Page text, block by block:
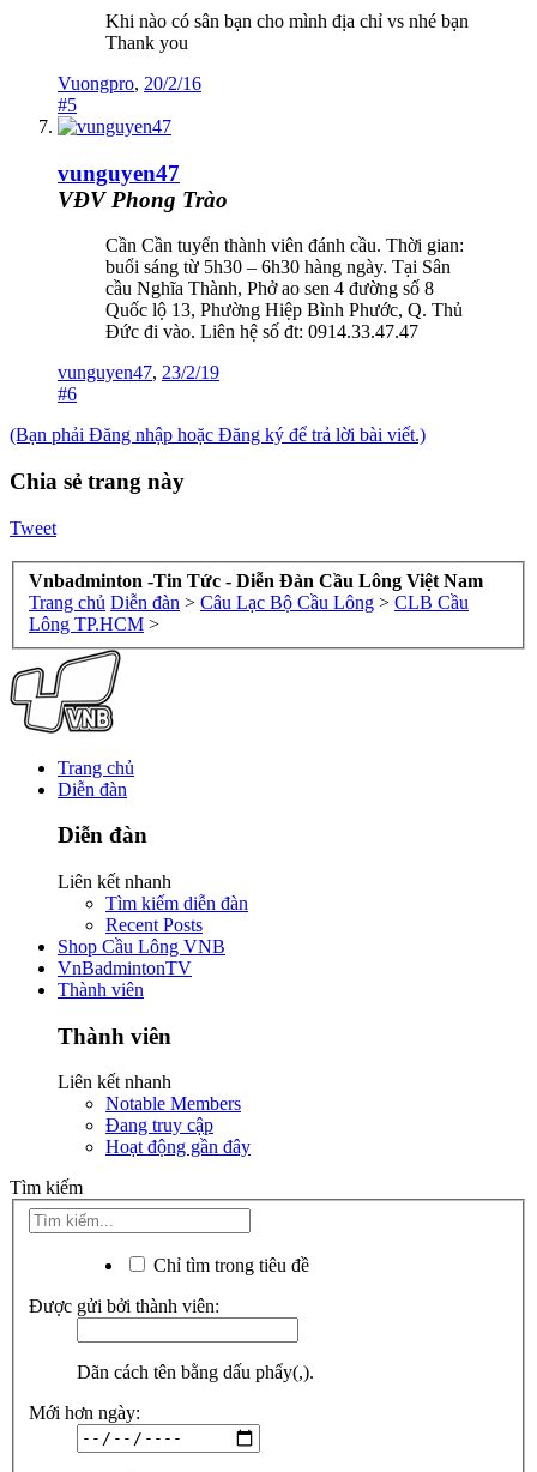
Khi nào có sân bạn cho mình địa chỉ vs nhé bạn
Thank you
Vuongpro, 20/2/16
#5
vunguyen47
VĐV Phong Trào
Cần Cần tuyển thành viên đánh cầu. Thời gian:
buổi sáng từ 5h30 – 6h30 hàng ngày. Tại Sân
cầu Nghĩa Thành, Phở ao sen 4 đường số 8
Quốc lộ 13, Phường Hiệp Bình Phước, Q. Thủ
Đức đi vào. Liên hệ số đt: 0914.33.47.47
vunguyen47, 23/2/19
#6
(Bạn phải Đăng nhập hoặc Đăng ký để trả lời bài viết.)
Chia sẻ trang này
Tweet
Vnbadminton -Tin Tức - Diễn Đàn Cầu Lông Việt Nam
Trang chủ Diễn đàn > Câu Lạc Bộ Cầu Lông > CLB Cầu
Lông TP.HCM >
Trang chủ
Diễn đàn
Diễn đàn
Liên kết nhanh
Tìm kiếm diễn đàn
Recent Posts
Shop Cầu Lông VNB
VnBadmintonTV
Thành viên
Thành viên
Liên kết nhanh
Notable Members
Đang truy cập
Hoạt động gần đây
Tìm kiếm
Chỉ tìm trong tiêu đề
Được gửi bởi thành viên:
Dãn cách tên bằng dấu phẩy(,).
Mới hơn ngày: